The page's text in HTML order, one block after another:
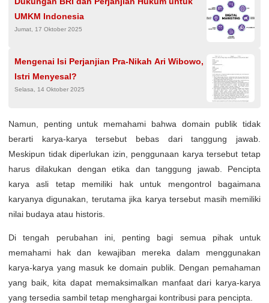
UMKM Indonesia
Jumat, 17 Oktober 2025
Mengenai Isi Perjanjian Pra-Nikah Ari Wibowo,
Istri Menyesal?
Selasa, 14 Oktober 2025
Namun, penting untuk memahami bahwa domain publik tidak
berarti karya-karya tersebut bebas dari tanggung jawab.
Meskipun tidak diperlukan izin, penggunaan karya tersebut tetap
harus dilakukan dengan etika dan tanggung jawab. Pencipta
karya asli tetap memiliki hak untuk mengontrol bagaimana
karyanya digunakan, terutama jika karya tersebut masih memiliki
nilai budaya atau historis.
Di tengah perubahan ini, penting bagi semua pihak untuk
memahami hak dan kewajiban mereka dalam menggunakan
karya-karya yang masuk ke domain publik. Dengan pemahaman
yang baik, kita dapat memaksimalkan manfaat dari karya-karya
yang tersedia sambil tetap menghargai kontribusi para pencipta.